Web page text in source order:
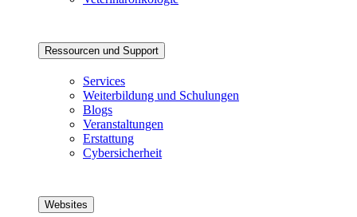
Ressourcen und Support
Services
Weiterbildung und Schulungen
Blogs
Veranstaltungen
Erstattung
Cybersicherheit
Websites